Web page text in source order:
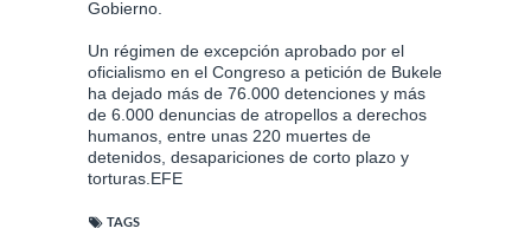
Gobierno.
Un régimen de excepción aprobado por el
oficialismo en el Congreso a petición de Bukele
ha dejado más de 76.000 detenciones y más
de 6.000 denuncias de atropellos a derechos
humanos, entre unas 220 muertes de
detenidos, desapariciones de corto plazo y
torturas.EFE
TAGS